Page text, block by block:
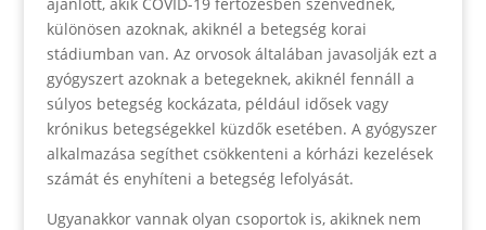
különösen azoknak, akiknél a betegség korai
stádiumban van. Az orvosok általában javasolják ezt a
gyógyszert azoknak a betegeknek, akiknél fennáll a
súlyos betegség kockázata, például idősek vagy
krónikus betegségekkel küzdők esetében. A gyógyszer
alkalmazása segíthet csökkenteni a kórházi kezelések
számát és enyhíteni a betegség lefolyását.
Ugyanakkor vannak olyan csoportok is, akiknek nem